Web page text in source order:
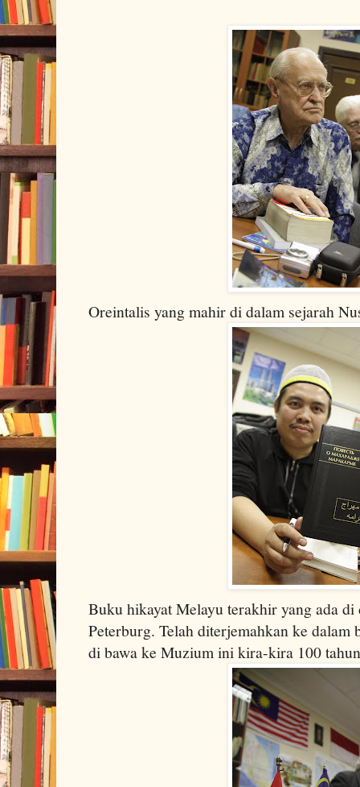
Oreintalis yang mahir di dalam sejarah
Buku hikayat Melayu terakhir yang ada
Peterburg. Telah diterjemahkan ke dalam
di bawa ke Muzium ini kira-kira 100